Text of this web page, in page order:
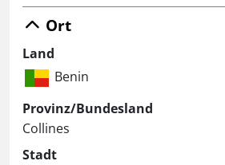
Ort
Land
Benin
Provinz/Bundesland
Collines
Stadt